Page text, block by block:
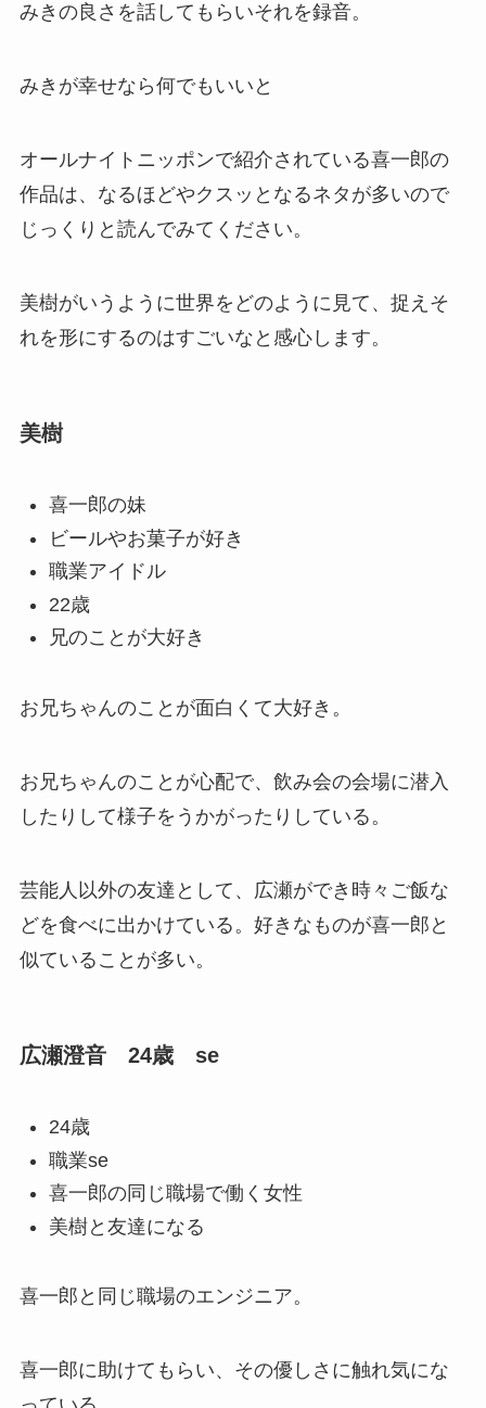
みきの良さを話してもらいそれを録音。
みきが幸せなら何でもいいと
オールナイトニッポンで紹介されている喜一郎の
作品は、なるほどやクスッとなるネタが多いので
じっくりと読んでみてください。
美樹がいうように世界をどのように見て、捉えそ
れを形にするのはすごいなと感心します。
美樹
喜一郎の妹
ビールやお菓子が好き
職業アイドル
22歳
兄のことが大好き
お兄ちゃんのことが面白くて大好き。
お兄ちゃんのことが心配で、飲み会の会場に潜入
したりして様子をうかがったりしている。
芸能人以外の友達として、広瀬ができ時々ご飯な
どを食べに出かけている。好きなものが喜一郎と
似ていることが多い。
広瀬澄音 24歳 se
24歳
職業se
喜一郎の同じ職場で働く女性
美樹と友達になる
喜一郎と同じ職場のエンジニア。
喜一郎に助けてもらい、その優しさに触れ気にな